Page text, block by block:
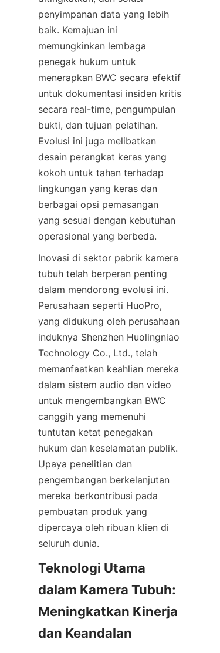
penyimpanan data yang lebih
baik. Kemajuan ini
memungkinkan lembaga
penegak hukum untuk
menerapkan BWC secara efektif
untuk dokumentasi insiden kritis
secara real-time, pengumpulan
bukti, dan tujuan pelatihan.
Evolusi ini juga melibatkan
desain perangkat keras yang
kokoh untuk tahan terhadap
lingkungan yang keras dan
berbagai opsi pemasangan
yang sesuai dengan kebutuhan
operasional yang berbeda.
Inovasi di sektor pabrik kamera
tubuh telah berperan penting
dalam mendorong evolusi ini.
Perusahaan seperti HuoPro,
yang didukung oleh perusahaan
induknya Shenzhen Huolingniao
Technology Co., Ltd., telah
memanfaatkan keahlian mereka
dalam sistem audio dan video
untuk mengembangkan BWC
canggih yang memenuhi
tuntutan ketat penegakan
hukum dan keselamatan publik.
Upaya penelitian dan
pengembangan berkelanjutan
mereka berkontribusi pada
pembuatan produk yang
dipercaya oleh ribuan klien di
Teknologi Utama
dalam Kamera Tubuh:
Meningkatkan Kinerja